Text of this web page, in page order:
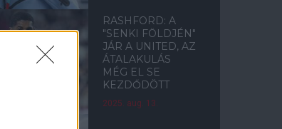
RASHFORD: A
"SENKI FÖLDJÉN"
JÁR A UNITED, AZ
ÁTALAKULÁS
MÉG EL SE
KEZDŐDÖTT
2025. aug. 13.